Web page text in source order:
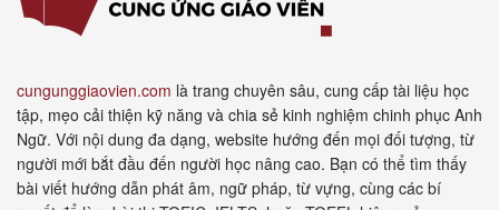
cungunggiaovien.com là trang chuyên sâu, cung cấp tài liệu học
tập, mẹo cải thiện kỹ năng và chia sẻ kinh nghiệm chinh phục Anh
Ngữ. Với nội dung đa dạng, website hướng đến mọi đối tượng, từ
người mới bắt đầu đến người học nâng cao. Bạn có thể tìm thấy
bài viết hướng dẫn phát âm, ngữ pháp, từ vựng, cùng các bí